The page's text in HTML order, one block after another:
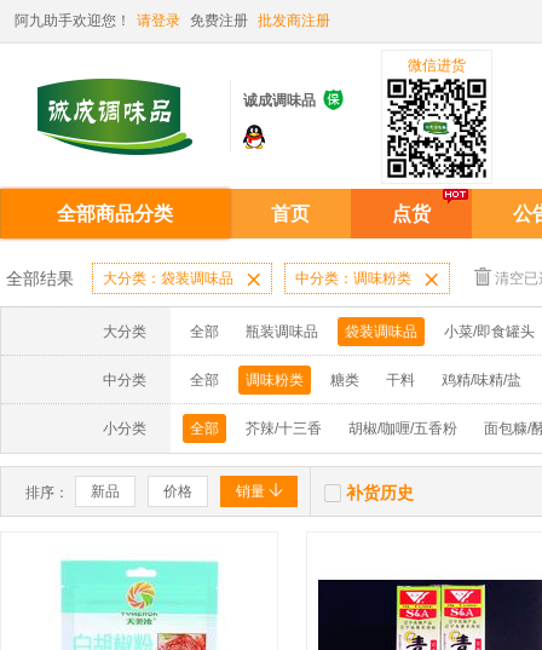
阿九助手欢迎您！ 请登录 免费注册 批发商注册
诚成调味品 
微信进货
全部商品分类 首页 点货 公
全部结果 大分类：袋装调味品  中分类：调味粉类  清空已
大分类 全部 瓶装调味品 袋装调味品 小菜/即食罐头
中分类 全部 调味粉类 糖类 干料 鸡精/味精/盐
小分类 全部 芥辣/十三香 胡椒/咖喱/五香粉 面包糠/
排序： 新品 价格 销量   补货历史